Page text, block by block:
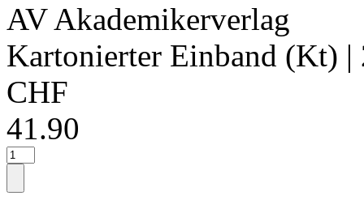
AV Akademikerverlag
Kartonierter Einband (Kt) |
CHF
41.90